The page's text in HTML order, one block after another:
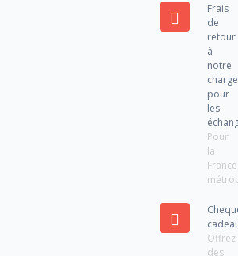
Frais
de
retour
à
notre
charge
pour
les
Pour
la
France
Offrez
des